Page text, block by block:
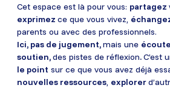
Cet espace est là pour vous: partagez
exprimez ce que vous vivez,
parents ou avec des professionnels.
Ici, pas de jugement,mais une
soutien,des pistes de réflexion.C’est
le point sur ce que vous avez déjà
nouvelles ressources, explorer